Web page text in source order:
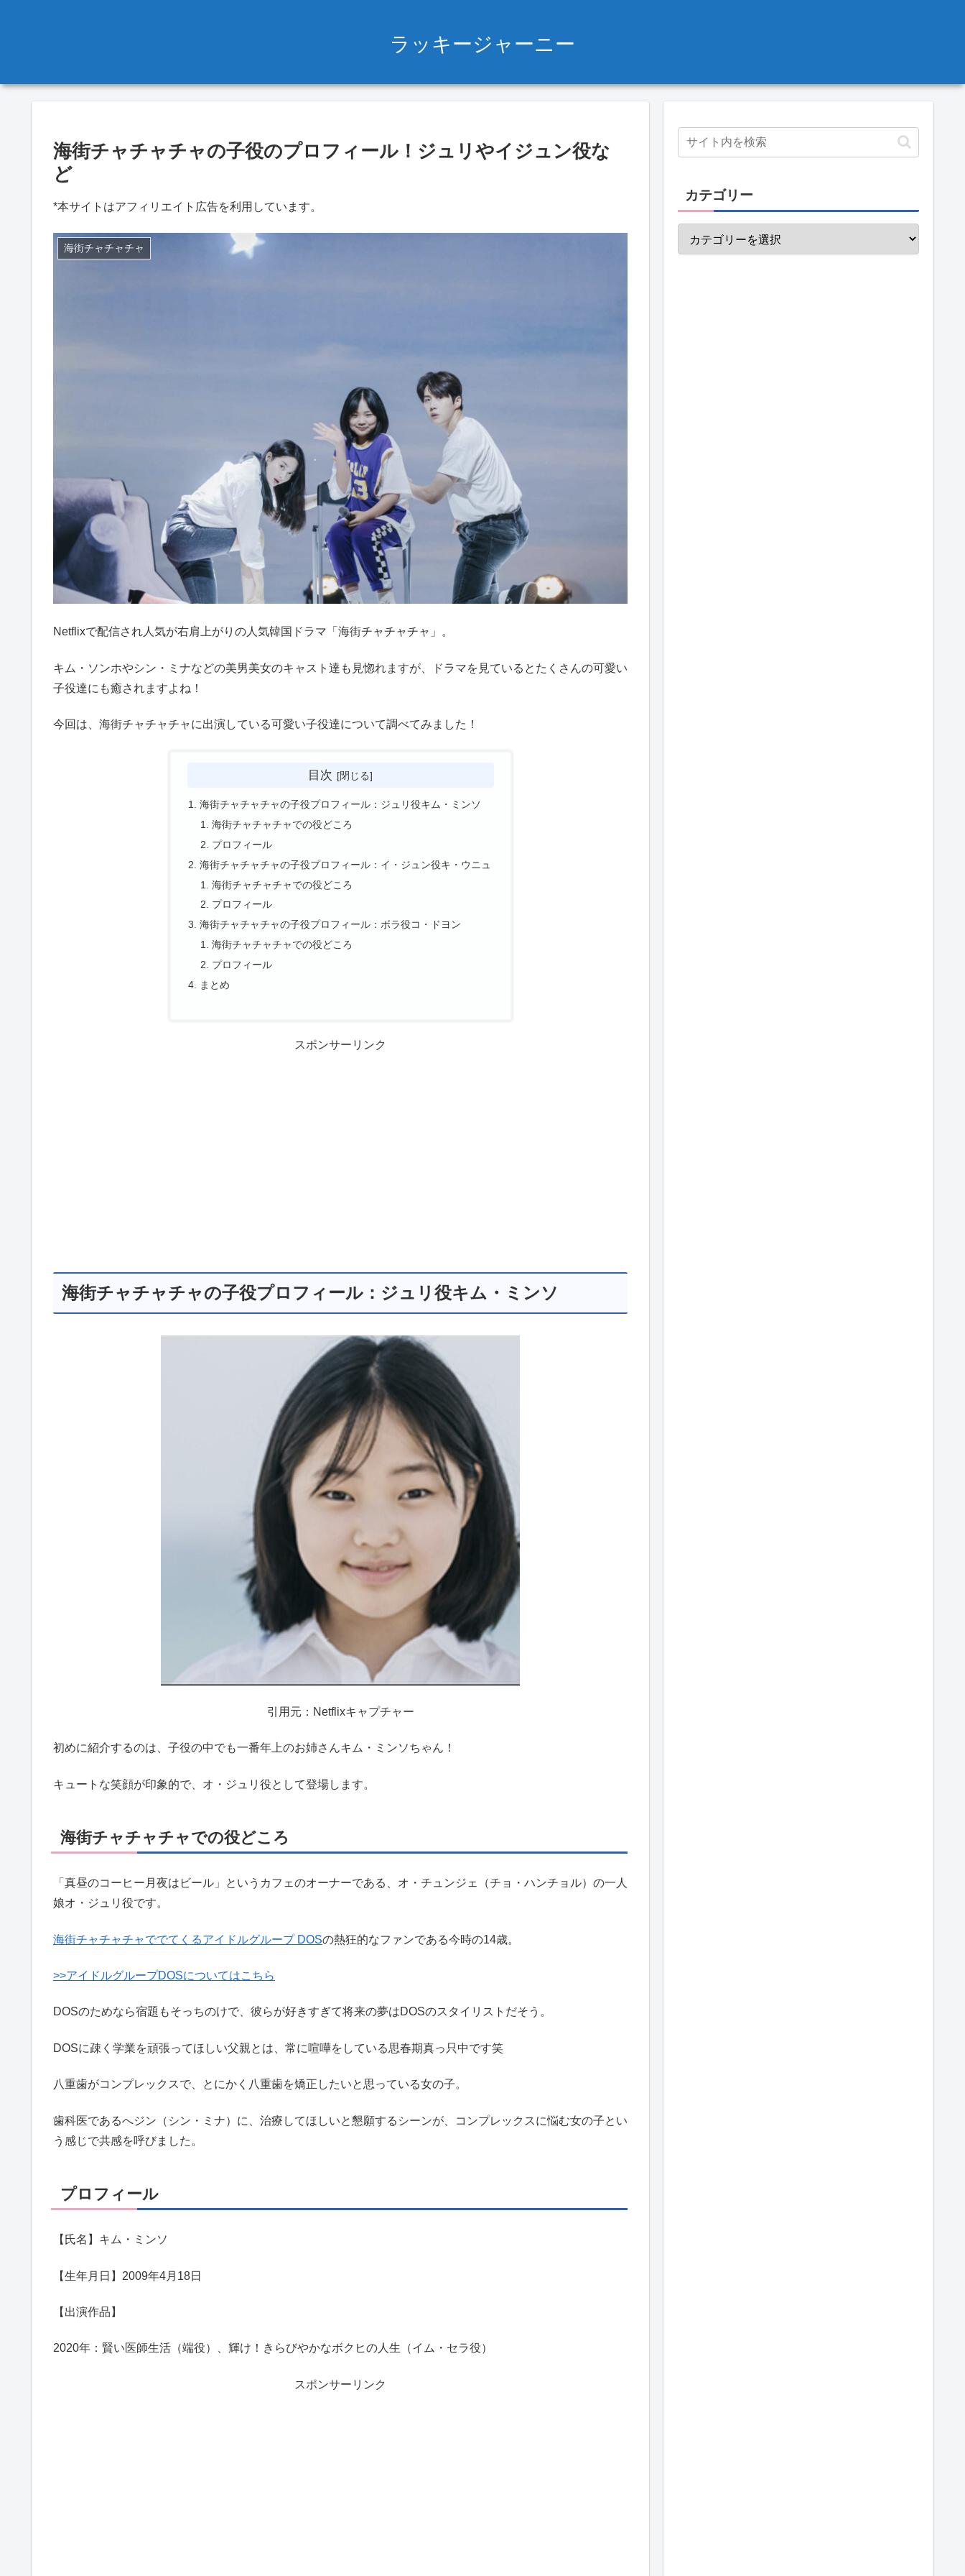
ラッキージャーニー
海街チャチャチャの子役のプロフィール！ジュリやイジュン役な
ど
*本サイトはアフィリエイト広告を利用しています。
海街チャチャチャ
Netflixで配信され人気が右肩上がりの人気韓国ドラマ「海街チャチャチャ」。
キム・ソンホやシン・ミナなどの美男美女のキャスト達も見惚れますが、ドラマを見ているとたくさんの可愛い
子役達にも癒されますよね！
今回は、海街チャチャチャに出演している可愛い子役達について調べてみました！
目次
海街チャチャチャの子役プロフィール：ジュリ役キム・ミンソ
海街チャチャチャでの役どころ
プロフィール
海街チャチャチャの子役プロフィール：イ・ジュン役キ・ウニュ
海街チャチャチャでの役どころ
プロフィール
海街チャチャチャの子役プロフィール：ボラ役コ・ドヨン
海街チャチャチャでの役どころ
プロフィール
まとめ
スポンサーリンク
海街チャチャチャの子役プロフィール：ジュリ役キム・ミンソ
引用元：Netflixキャプチャー
初めに紹介するのは、子役の中でも一番年上のお姉さんキム・ミンソちゃん！
キュートな笑顔が印象的で、オ・ジュリ役として登場します。
海街チャチャチャでの役どころ
「真昼のコーヒー月夜はビール」というカフェのオーナーである、オ・チュンジェ（チョ・ハンチョル）の一人
娘オ・ジュリ役です。
海街チャチャチャででてくるアイドルグループ DOSの熱狂的なファンである今時の14歳。
>>アイドルグループDOSについてはこちら
DOSのためなら宿題もそっちのけで、彼らが好きすぎて将来の夢はDOSのスタイリストだそう。
DOSに疎く学業を頑張ってほしい父親とは、常に喧嘩をしている思春期真っ只中です笑
八重歯がコンプレックスで、とにかく八重歯を矯正したいと思っている女の子。
歯科医であるへジン（シン・ミナ）に、治療してほしいと懇願するシーンが、コンプレックスに悩む女の子とい
う感じで共感を呼びました。
プロフィール
【氏名】キム・ミンソ
【生年月日】2009年4月18日
【出演作品】
2020年：賢い医師生活（端役）、輝け！きらびやかなボクヒの人生（イム・セラ役）
スポンサーリンク
カテゴリー